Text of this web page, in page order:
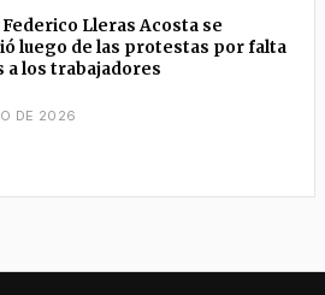
Lleras Acosta se
luego de las protestas por falta
a los trabajadores
DE 2026